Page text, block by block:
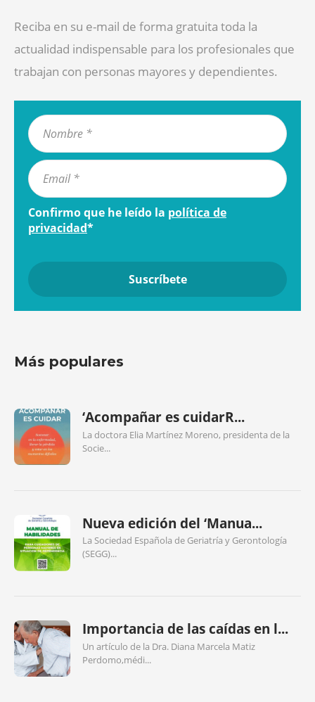
Reciba en su e-mail de forma gratuita toda la
actualidad indispensable para los profesionales que
trabajan con personas mayores y dependientes.
Confirmo que he leído la política de
privacidad*
Más populares
‘Acompañar es cuidarR...
La doctora Elia Martínez Moreno, presidenta de la
Socie...
Nueva edición del ‘Manua...
La Sociedad Española de Geriatría y Gerontología
(SEGG)...
Importancia de las caídas en l...
Un artículo de la Dra. Diana Marcela Matiz
Perdomo,médi...